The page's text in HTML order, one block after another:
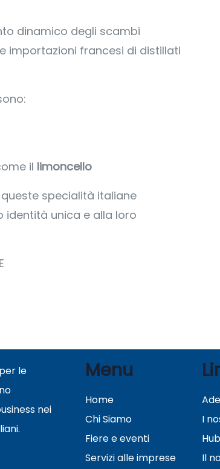
dinamico degli scambi
importazioni francesi di distillati
il limoncello
specialità italiane
identità unica e alla loro
le
nei
Menu
Home
Chi Siamo
Fiere e eventi
Servizi alle imprese
I
Il